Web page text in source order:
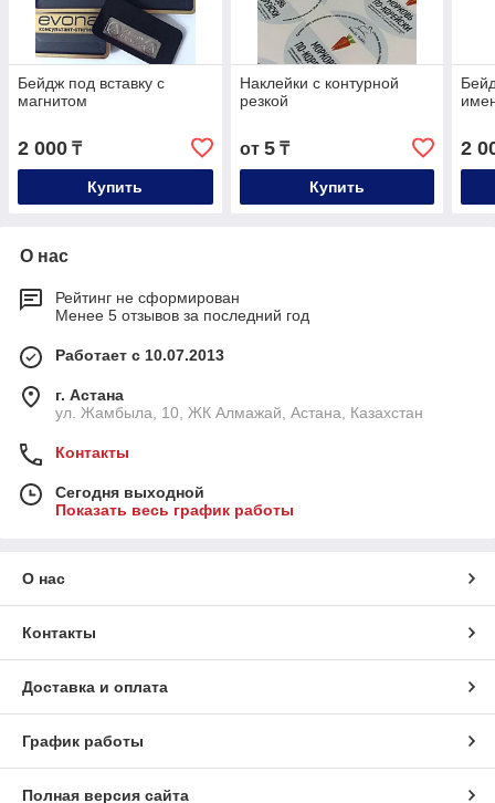
Бейдж под вставку с
магнитом
2 000 ₸
Купить
Наклейки с контурной
резкой
от 5₸
Купить
2
О нас
Рейтинг не сформирован
Менее 5 отзывов за последний год
Работает с 10.07.2013
г. Астана
ул. Жамбыла, 10, ЖК Алмажай, Астана, Казахстан
Контакты
Сегодня выходной
Показать весь график работы
О нас
Контакты
Доставка и оплата
График работы
Полная версия сайта